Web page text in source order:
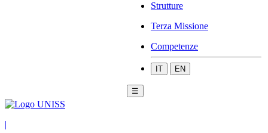
Strutture
Terza Missione
Competenze
IT EN
☰
|